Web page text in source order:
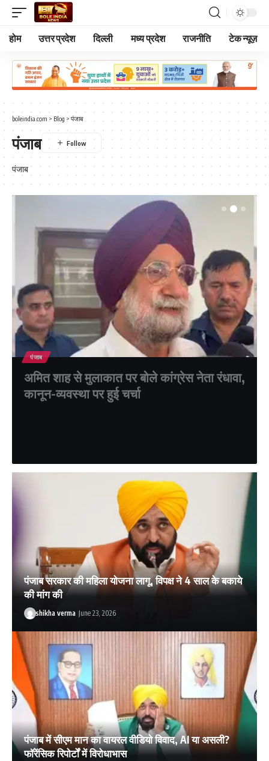
होम उत्तर प्रदेश दिल्ली मध्य प्रदेश राजनीति टेक न्यूज़
boleindia.com > Blog > पंजाब
पंजाब
पंजाब
पंजाब
अमित शाह से मुलाकात पर बोले कांग्रेस नेता रंधावा,
कानून-व्यवस्था पर हुई चर्चा
पंजाब सरकार की महिला योजना लागू, विपक्ष ने 4 साल के बकाये
की मांग की
shikha verma June 23, 2026
पंजाब में सीएम मान का वायरल वीडियो विवाद, AI या असली?
फॉरेंसिक रिपोर्टों में विरोधाभास